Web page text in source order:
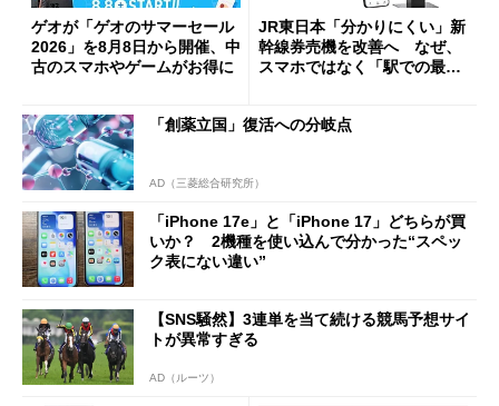
ゲオが「ゲオのサマーセール
2026」を8月8日から開催、中
古のスマホやゲームがお得に
JR東日本「分かりにくい」新
幹線券売機を改善へ なぜ、
スマホではなく「駅での最短
「創薬立国」復活への分岐点
AD（三菱総合研究所）
「iPhone 17e」と「iPhone 17」どちらが買
いか？ 2機種を使い込んで分かった“スペッ
ク表にない違い”
【SNS騒然】3連単を当て続ける競馬予想サイ
トが異常すぎる
AD（ルーツ）